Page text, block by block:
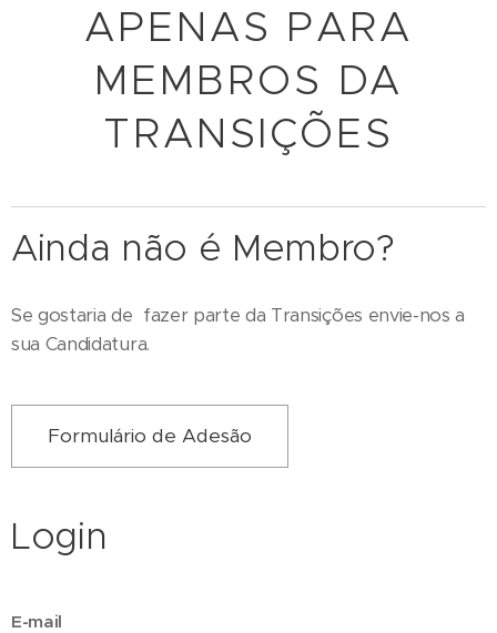
APENAS PARA
MEMBROS DA
TRANSIÇÕES
Ainda não é Membro?
Se gostaria de fazer parte da Transições envie-nos a
sua Candidatura.
Formulário de Adesão
Login
E-mail